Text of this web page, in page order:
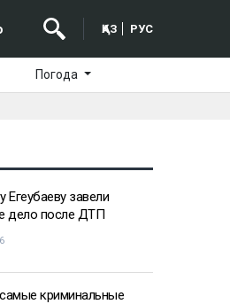
ҚАЗ РУС
Погода
Егеубаеву завели
дело после ДТП
криминальные